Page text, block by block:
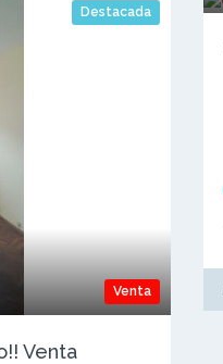
Destacada
Venta
Venta